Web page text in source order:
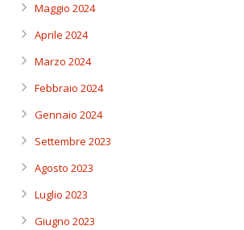
Maggio 2024
Aprile 2024
Marzo 2024
Febbraio 2024
Gennaio 2024
Settembre 2023
Agosto 2023
Luglio 2023
Giugno 2023